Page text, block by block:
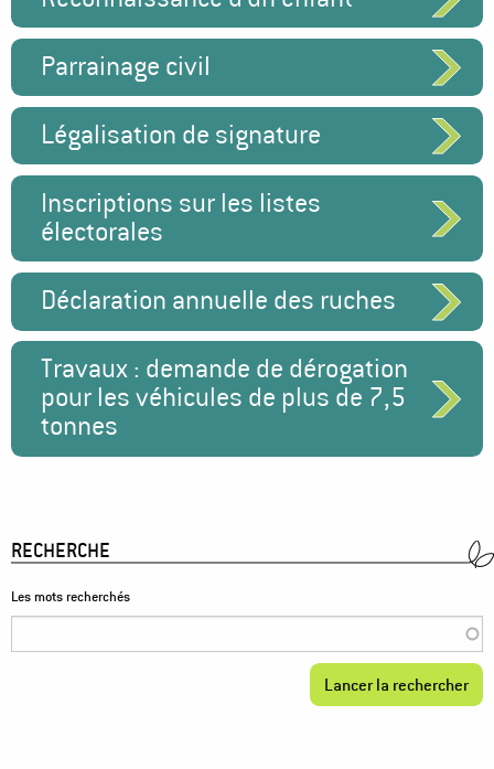
Parrainage civil
Légalisation de signature
Inscriptions sur les listes
électorales
Déclaration annuelle des ruches
Travaux : demande de dérogation
pour les véhicules de plus de 7,5
tonnes
RECHERCHE
Les mots recherchés